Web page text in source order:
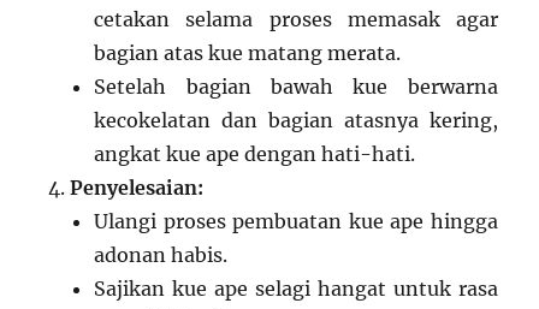
cetakan selama proses memasak agar
bagian atas kue matang merata.
Setelah bagian bawah kue berwarna
kecokelatan dan bagian atasnya kering,
angkat kue ape dengan hati-hati.
Penyelesaian:
Ulangi proses pembuatan kue ape hingga
adonan habis.
Sajikan kue ape selagi hangat untuk rasa